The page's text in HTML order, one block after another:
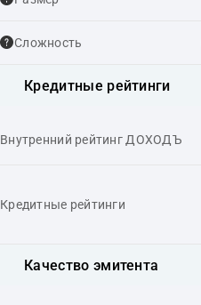
Сложность
Кредитные рейтинги
Внутренний рейтинг ДОХОДЪ
Кредитные рейтинги
Качество эмитента